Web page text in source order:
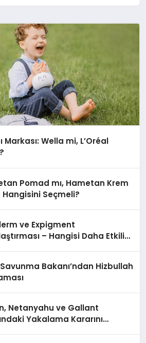
Markası: Wella mi, L’Oréal
Pomad mı, Hametan Krem
Hangisini Seçmeli?
ve Expigment
– Hangisi Daha Etkili
Bakanı’ndan Hizbullah
Netanyahu ve Gallant
Yakalama Kararını